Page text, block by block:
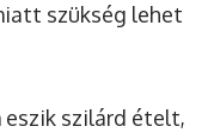
szükség lehet
eszik szilárd ételt,